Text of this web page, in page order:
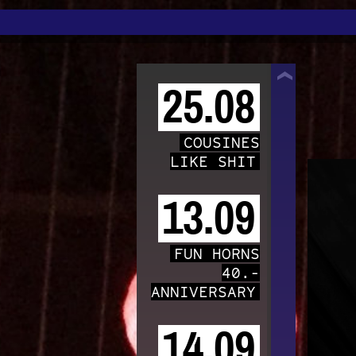
25.08
COUSINES
LIKE SHIT
13.09
FUN HORNS
40.-
ANNIVERSARY